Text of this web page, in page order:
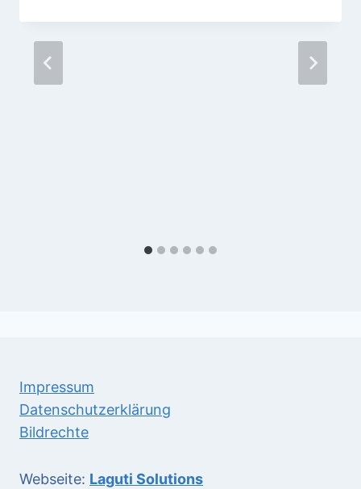
Impressum
Datenschutzerklärung
Bildrechte
Webseite: Laguti Solutions